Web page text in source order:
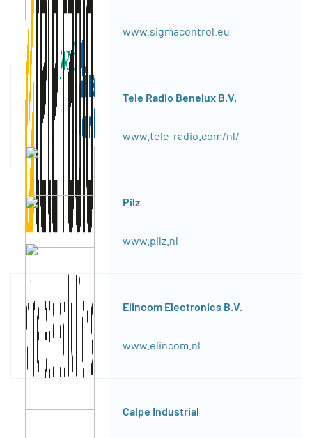
www.sigmacontrol.eu
Tele Radio Benelux B.V.
www.tele-radio.com/nl/
Pilz
www.pilz.nl
Elincom Electronics B.V.
www.elincom.nl
Calpe Industrial